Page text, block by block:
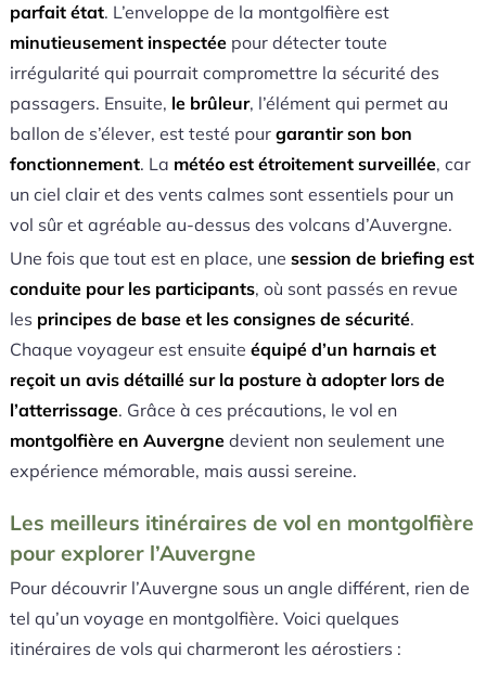
parfait état. L’enveloppe de la montgolfière est
minutieusement inspectéepour détecter toute
irrégularité qui pourrait compromettre la sécurité des
passagers. Ensuite, le brûleur, l’élément qui permet au
ballon de s’élever, est testé pour garantir son bon
fonctionnement. La météo est étroitement surveillée, car
un ciel clair et des vents calmes sont essentiels pour un
vol sûr et agréable au-dessus des volcans d’Auvergne.
Une fois que tout est en place, une session de briefing est
conduite pour les participants, où sont passés en revue
les principes de base et les consignes de sécurité.
Chaque voyageur est ensuite équipé d’un harnais et
reçoit un avis détaillé sur la posture à adopter lors de
l’atterrissage. Grâce à ces précautions, le vol en
montgolfière en Auvergnedevient non seulement une
expérience mémorable, mais aussi sereine.
Les meilleurs itinéraires de vol en montgolfière
pour explorer l’Auvergne
Pour découvrir l’Auvergne sous un angle différent, rien de
tel qu’un voyage en montgolfière. Voici quelques
itinéraires de vols qui charmeront les aérostiers :